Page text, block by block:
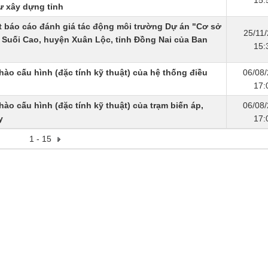
xây dựng tỉnh​
cáo đánh giá tác động môi trường Dự án "Cơ sở
Cao, huyện Xuân Lộc, tỉnh Đồng Nai của Ban
25/
cấu hình (đặc tính kỹ thuật) của hệ thống điều
06/
cấu hình (đặc tính kỹ thuật) của trạm biến áp,
06/
1 - 15